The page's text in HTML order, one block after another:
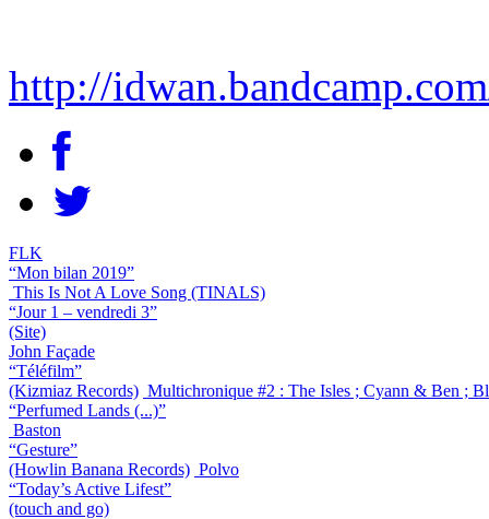
http://
FLK
“Mon bilan 2019”
This Is Not A Love Song (TINALS)
“Jour 1 – vendredi 3”
(Site)
John Façade
“Téléfilm”
(Kizmiaz Records) Multichronique #2 : The Isles ; Cyann & Ben ;
“Perfumed Lands (...)”
Baston
“Gesture”
(Howlin Banana Records) Polvo
“Today’s Active Lifest”
(touch and go)